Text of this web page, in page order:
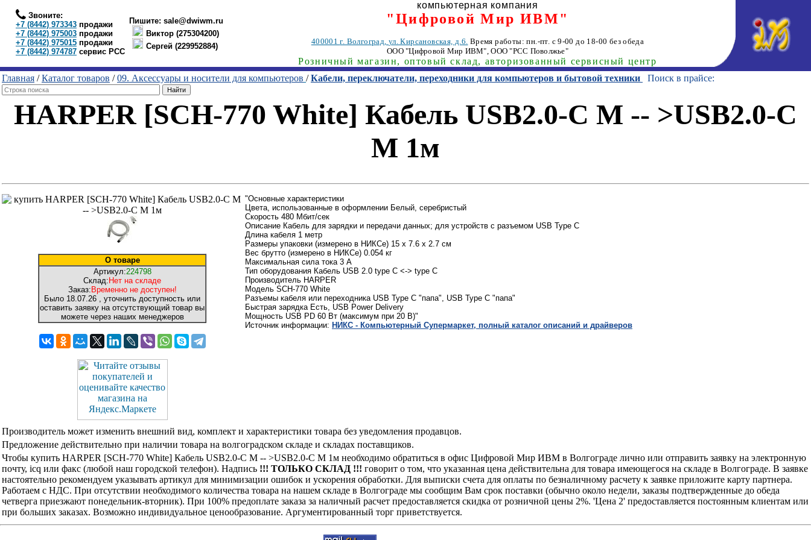
Звоните:
+7 (8442) 973343 продажи
+7 (8442) 975003 продажи
+7 (8442) 975015 продажи
+7 (8442) 974787 сервис РСС
Пишите: sale@dwiwm.ru
Виктор (275304200)
Сергей (229952884)
компьютерная компания
"Цифровой Мир ИВМ"
400001г. Волгоград, ул. Кирсановская, д.6. Время работы: пн.-пт. с 9-00 до 18-00 без обеда
ООО "Цифровой Мир ИВМ", ООО "РСС Поволжье"
Розничный магазин, оптовый склад, авторизованный сервисный центр
Главная /Каталог товаров /09. Аксессуары и носители для компьютеров /Кабели, переключатели, переходники для компьютеров и бытовой техники Поиск в прайсе:
HARPER [SCH-770 White] Кабель USB2.0-C M -- >USB2.0-C
M 1м
О товаре
Артикул:224798
Склад: Нет на складе
Заказ: Временно не доступен!
Было 18.07.26 , уточнить доступность или
оставить заявку на отсутствующий товар вы
можете через наших менеджеров
"Основные характеристики
Цвета, использованные в оформлении Белый, серебристый
Скорость 480 Мбит/сек
Описание Кабель для зарядки и передачи данных; для устройств с разъемом USB Type C
Длина кабеля 1 метр
Размеры упаковки (измерено в НИКСе) 15 x 7.6 x 2.7 см
Вес брутто (измерено в НИКСе) 0.054 кг
Максимальная сила тока 3 А
Тип оборудования Кабель USB 2.0 type C <-> type C
Производитель HARPER
Модель SCH-770 White
Разъемы кабеля или переходника USB Type C "папа", USB Type C "папа"
Быстрая зарядка Есть, USB Power Delivery
Мощность USB PD 60 Вт (максимум при 20 В)"
Источник информации: НИКС - Компьютерный Cупермаркет, полный каталог описаний и драйверов
Производитель может изменить внешний вид, комплект и характеристики товара без уведомления продавцов.
Предложение действительно при наличии товара на волгоградском складе и складах поставщиков.
Чтобы купить HARPER [SCH-770 White] Кабель USB2.0-C M -- >USB2.0-C M 1м необходимо обратиться в офис Цифровой Мир ИВМ в Волгограде лично или отправить заявку на электронную
почту, icq или факс (любой наш городской телефон). Надпись !!! ТОЛЬКО СКЛАД !!! говорит о том, что указанная цена действительна для товара имеющегося на складе в Волгограде. В заявке
настоятельно рекомендуем указывать артикул для минимизации ошибок и ускорения обработки. Для выписки счета для оплаты по безналичному расчету к заявке приложите карту партнера.
Работаем с НДС. При отсутствии необходимого количества товара на нашем складе в Волгограде мы сообщим Вам срок поставки (обычно около недели, заказы подтвержденные до обеда
четверга приезжают понедельник-вторник). При 100% предоплате заказа за наличный расчет предоставляется скидка от розничной цены 2%. 'Цена 2' предоставляется постоянным клиентам или
при больших заказах. Возможно индивидуальное ценообразование. Аргументированный торг приветствуется.